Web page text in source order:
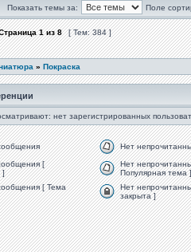
Показать темы за: Поле
1из8 [ Тем: 384 ]
» Покраска
нет зарегистрированных
Нет
[
]
Нет
Популярная тема ]
[ Тема
Нет
закрыта ]